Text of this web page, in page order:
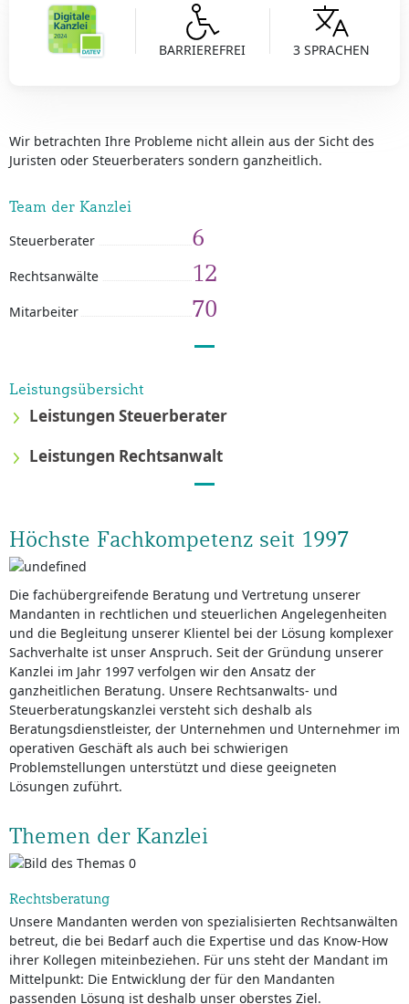
BARRIEREFREI 3 SPRACHEN
Wir betrachten Ihre Probleme nicht allein aus der Sicht des
Juristen oder Steuerberaters sondern ganzheitlich.
Team der Kanzlei
Steuerberater 6
Rechtsanwälte 12
Mitarbeiter 70
Leistungsübersicht
Leistungen Steuerberater
Leistungen Rechtsanwalt
Höchste Fachkompetenz seit 1997
Die fachübergreifende Beratung und Vertretung unserer
Mandanten in rechtlichen und steuerlichen Angelegenheiten
und die Begleitung unserer Klientel bei der Lösung komplexer
Sachverhalte ist unser Anspruch. Seit der Gründung unserer
Kanzlei im Jahr 1997 verfolgen wir den Ansatz der
ganzheitlichen Beratung. Unsere Rechtsanwalts- und
Steuerberatungskanzlei versteht sich deshalb als
Beratungsdienstleister, der Unternehmen und Unternehmer im
operativen Geschäft als auch bei schwierigen
Problemstellungen unterstützt und diese geeigneten
Lösungen zuführt.
Themen der Kanzlei
Rechtsberatung
Unsere Mandanten werden von spezialisierten Rechtsanwälten
betreut, die bei Bedarf auch die Expertise und das Know-How
ihrer Kollegen miteinbeziehen. Für uns steht der Mandant im
Mittelpunkt: Die Entwicklung der für den Mandanten
passenden Lösung ist deshalb unser oberstes Ziel.